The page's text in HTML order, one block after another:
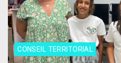
CONSEIL TERRITORIAL